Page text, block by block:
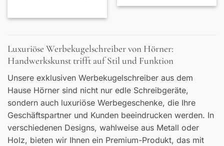
Luxuriöse Werbekugelschreiber von Hörner:
Handwerkskunst trifft auf Stil und Funktion
Unsere exklusiven Werbekugelschreiber aus dem
Hause Hörner sind nicht nur edle Schreibgeräte,
sondern auch luxuriöse Werbegeschenke, die Ihre
Geschäftspartner und Kunden beeindrucken werden. In
verschiedenen Designs, wahlweise aus Metall oder
Holz, bieten wir Ihnen ein Premium-Produkt, das mit